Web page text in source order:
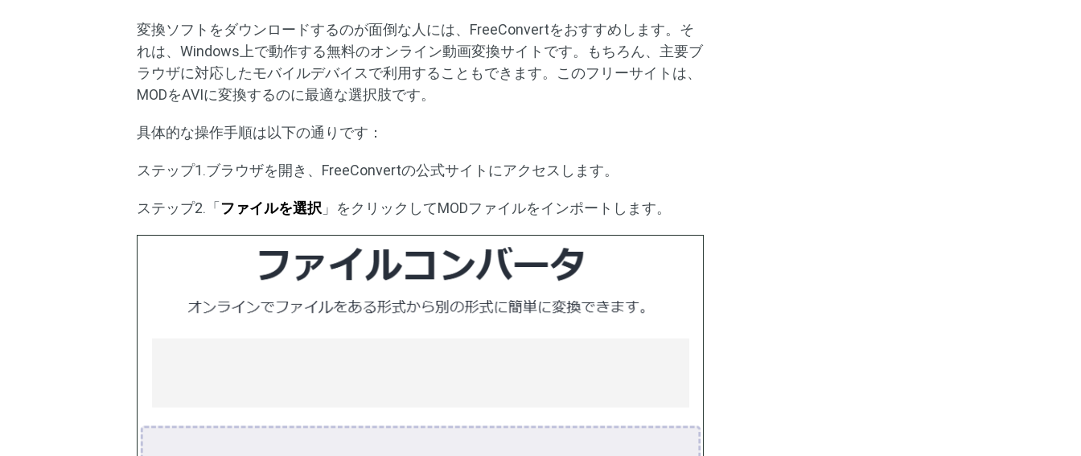
変換ソフトをダウンロードするのが面倒な人には、FreeConvertをおすすめします。そ
れは、Windows上で動作する無料のオンライン動画変換サイトです。もちろん、主要ブ
ラウザに対応したモバイルデバイスで利用することもできます。このフリーサイトは、
MODをAVIに変換するのに最適な選択肢です。
具体的な操作手順は以下の通りです：
ステップ1.ブラウザを開き、FreeConvertの公式サイトにアクセスします。
ステップ2.「 ファイルを選択 」をクリックしてMODファイルをインポートします。